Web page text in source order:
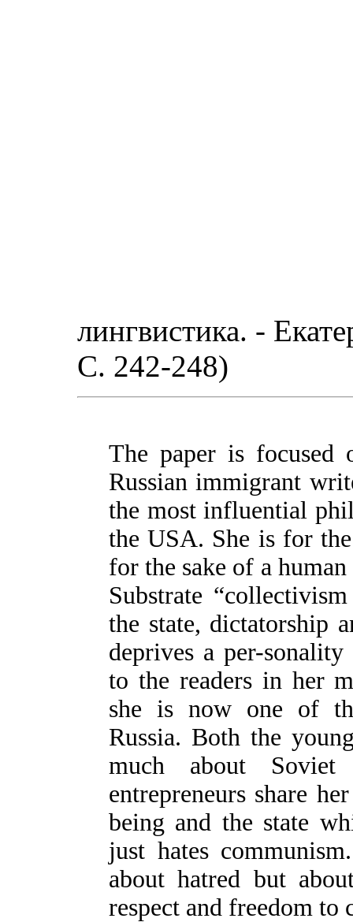
лингвистика. -
С. 242-248)
The paper is
Russian immigrant
the most influential
the USA. She is for
for the sake of a
Substrate
the state, dictatorship
deprives a per-
to the readers in her
she is now one of
Russia. Both the
much about Soviet
entrepreneurs share
being and the state
just hates
about hatred but
respect and freedom to